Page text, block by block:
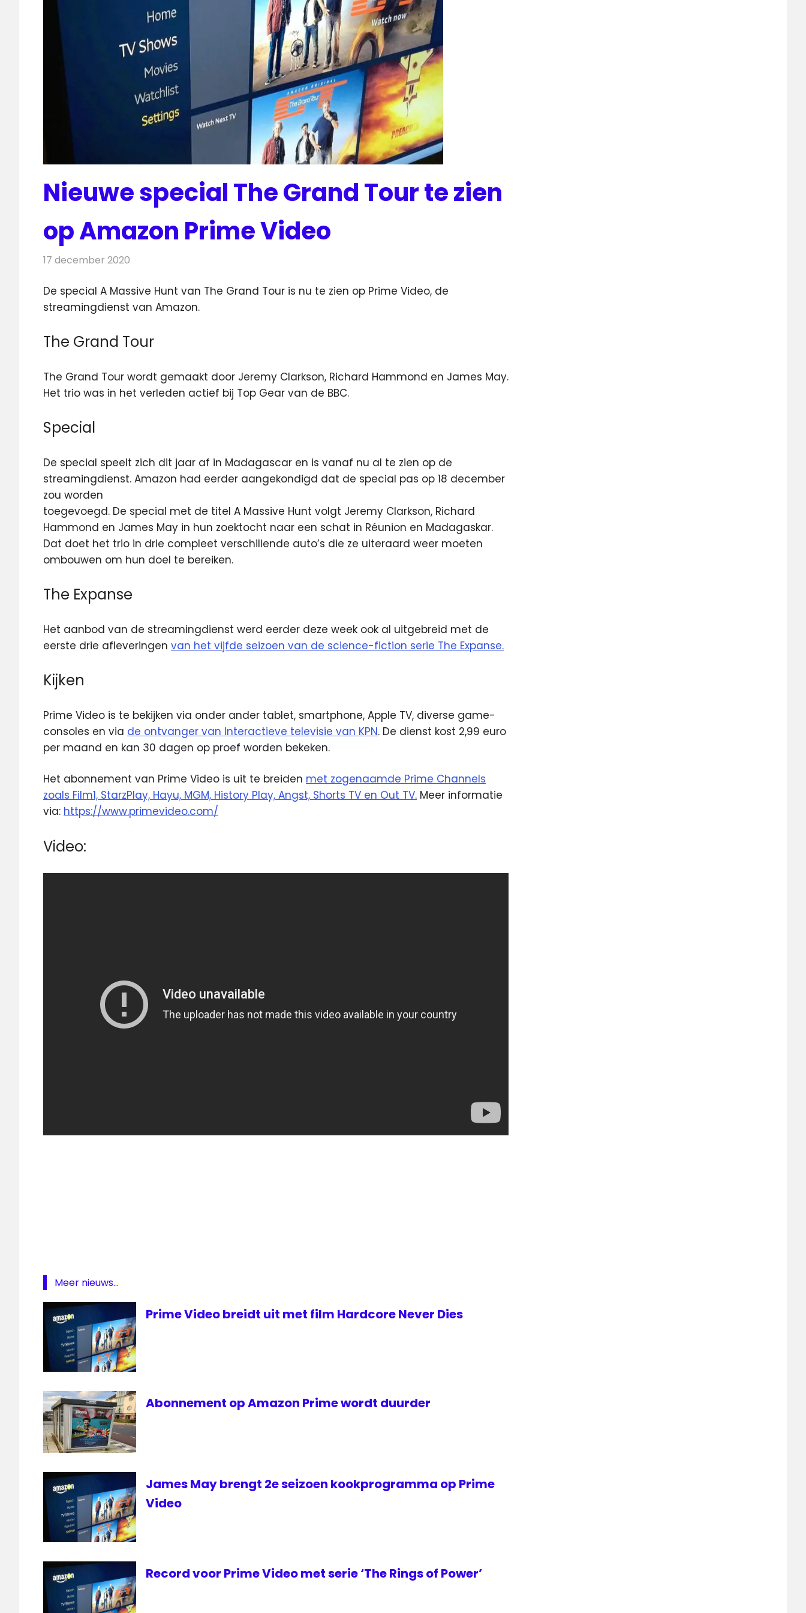
Nieuwe special The Grand Tour te zien
op Amazon Prime Video
17 december 2020
De special A Massive Hunt van The Grand Tour is nu te zien op Prime Video, de
streamingdienst van Amazon.
The Grand Tour
The Grand Tour wordt gemaakt door Jeremy Clarkson, Richard Hammond en James May.
Het trio was in het verleden actief bij Top Gear van de BBC.
Special
De special speelt zich dit jaar af in Madagascar en is vanaf nu al te zien op de
streamingdienst. Amazon had eerder aangekondigd dat de special pas op 18 december
zou worden
toegevoegd. De special met de titel A Massive Hunt volgt Jeremy Clarkson, Richard
Hammond en James May in hun zoektocht naar een schat in Réunion en Madagaskar.
Dat doet het trio in drie compleet verschillende auto’s die ze uiteraard weer moeten
ombouwen om hun doel te bereiken.
The Expanse
Het aanbod van de streamingdienst werd eerder deze week ook al uitgebreid met de
eerste drie afleveringen van het vijfde seizoen van de science-fiction serie The Expanse.
Kijken
Prime Video is te bekijken via onder ander tablet, smartphone, Apple TV, diverse game-
consoles en via de ontvanger van Interactieve televisie van KPN. De dienst kost 2,99 euro
per maand en kan 30 dagen op proef worden bekeken.
Het abonnement van Prime Video is uit te breiden met zogenaamde Prime Channels
zoals Film1, StarzPlay, Hayu, MGM, History Play, Angst, Shorts TV en Out TV. Meer informatie
via: https://www.primevideo.com/
Video:
Video
Richard
Hammond
steamingdienst
The
Grand
Top
Gear
Meer nieuws...
Prime Video breidt uit met film Hardcore Never Dies
Abonnement op Amazon Prime wordt duurder
James May brengt 2e seizoen kookprogramma op Prime
Video
Record voor Prime Video met serie ‘The Rings of Power’